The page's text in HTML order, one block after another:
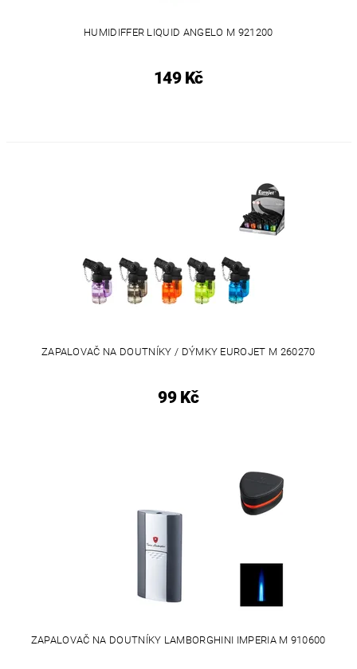
HUMIDIFFER LIQUID ANGELO M 921200
149 Kč
ZAPALOVAČ NA DOUTNÍKY / DÝMKY EUROJET M 260270
99 Kč
ZAPALOVAČ NA DOUTNÍKY LAMBORGHINI IMPERIA M 910600